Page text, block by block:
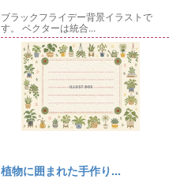
ブラックフライデー背景イラストで
す。 ベクターは統合...
植物に囲まれた手作り...